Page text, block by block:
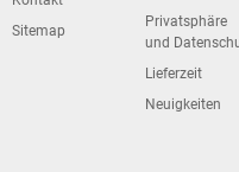
Sitemap
Privatsphäre
und
Lieferzeit
Neuigkeiten